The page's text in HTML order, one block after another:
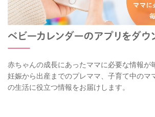
赤ちゃんの成長にあったママに必要な情報が
妊娠から出産までのプレママ、子育て中のマ
の生活に役立つ情報をお届けします。